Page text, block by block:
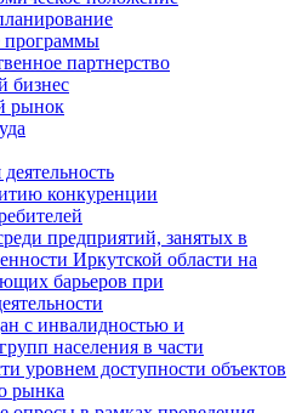
партнерство
бизнес
рынок
конкуренции
предприятий, занятых в
Иркутской области на
барьеров при
с инвалидностью и
населения в части
уровнем доступности объектов
рынка